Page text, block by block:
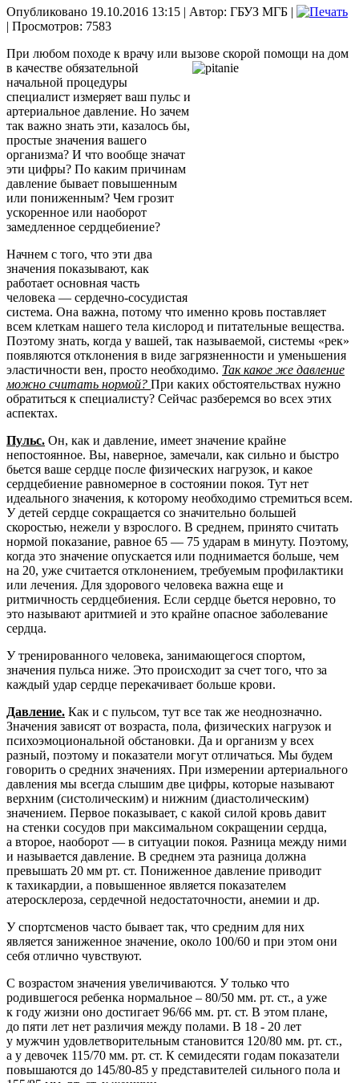
Опубликовано 19.10.2016 13:15 | Автор: ГБУЗ МГБ |
| Просмотров: 7583
При любом походе к врачу или вызове скорой помощи на дом
в качестве обязательной
начальной процедуры
специалист измеряет ваш пульс и
артериальное давление. Но зачем
так важно знать эти, казалось бы,
простые значения вашего
организма? И что вообще значат
эти цифры? По каким причинам
давление бывает повышенным
или пониженным? Чем грозит
ускоренное или наоборот
замедленное сердцебиение?
Начнем с того, что эти два
значения показывают, как
работает основная часть
человека — сердечно-сосудистая
система. Она важна, потому что именно кровь поставляет
всем клеткам нашего тела кислород и питательные вещества.
Поэтому знать, когда у вашей, так называемой, системы «рек»
появляются отклонения в виде загрязненности и уменьшения
эластичности вен, просто необходимо. Так какое же давление
можно считать нормой? При каких обстоятельствах нужно
обратиться к специалисту? Сейчас разберемся во всех этих
аспектах.
Пульс. Он, как и давление, имеет значение крайне
непостоянное. Вы, наверное, замечали, как сильно и быстро
бьется ваше сердце после физических нагрузок, и какое
сердцебиение равномерное в состоянии покоя. Тут нет
идеального значения, к которому необходимо стремиться всем.
У детей сердце сокращается со значительно большей
скоростью, нежели у взрослого. В среднем, принято считать
нормой показание, равное 65 — 75 ударам в минуту. Поэтому,
когда это значение опускается или поднимается больше, чем
на 20, уже считается отклонением, требуемым профилактики
или лечения. Для здорового человека важна еще и
ритмичность сердцебиения. Если сердце бьется неровно, то
это называют аритмией и это крайне опасное заболевание
сердца.
У тренированного человека, занимающегося спортом,
значения пульса ниже. Это происходит за счет того, что за
каждый удар сердце перекачивает больше крови.
Давление. Как и с пульсом, тут все так же неоднозначно.
Значения зависят от возраста, пола, физических нагрузок и
психоэмоциональной обстановки. Да и организм у всех
разный, поэтому и показатели могут отличаться. Мы будем
говорить о средних значениях. При измерении артериального
давления мы всегда слышим две цифры, которые называют
верхним (систолическим) и нижним (диастолическим)
значением. Первое показывает, с какой силой кровь давит
на стенки сосудов при максимальном сокращении сердца,
а второе, наоборот — в ситуации покоя. Разница между ними
и называется давление. В среднем эта разница должна
превышать 20 мм рт. ст. Пониженное давление приводит
к тахикардии, а повышенное является показателем
атеросклероза, сердечной недостаточности, анемии и др.
У спортсменов часто бывает так, что средним для них
является заниженное значение, около 100/60 и при этом они
себя отлично чувствуют.
С возрастом значения увеличиваются. У только что
родившегося ребенка нормальное – 80/50 мм. рт. ст., а уже
к году жизни оно достигает 96/66 мм. рт. ст. В этом плане,
до пяти лет нет различия между полами. В 18 - 20 лет
у мужчин удовлетворительным становится 120/80 мм. рт. ст.,
а у девочек 115/70 мм. рт. ст. К семидесяти годам показатели
повышаются до 145/80-85 у представителей сильного пола и